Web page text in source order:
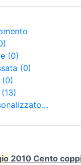
(0)
(0)
(0)
(13)
2010 Cento